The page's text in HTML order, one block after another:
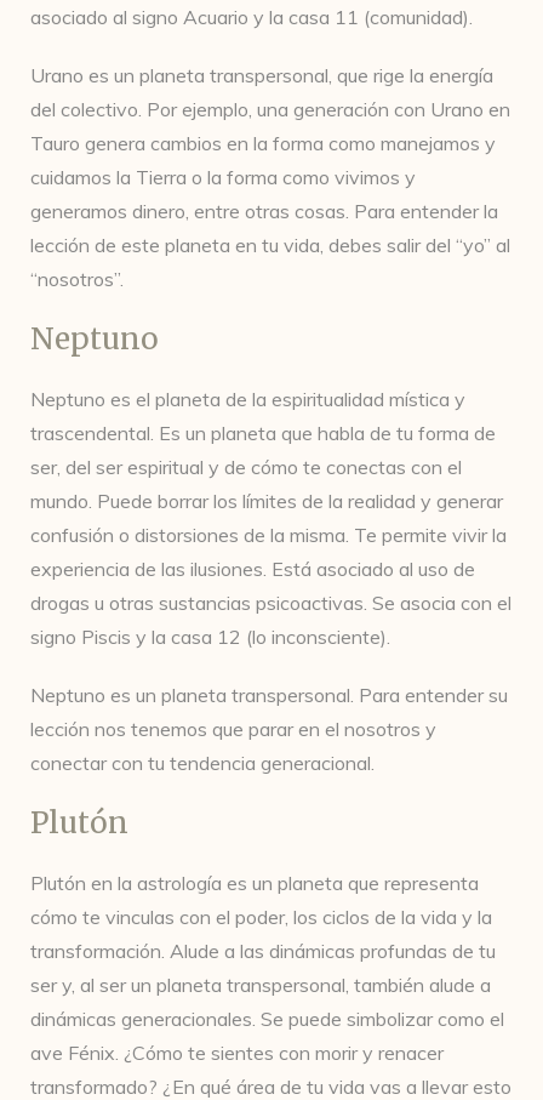
asociado al signo Acuario y la casa 11 (comunidad).
Urano es un planeta transpersonal, que rige la energía
del colectivo. Por ejemplo, una generación con Urano en
Tauro genera cambios en la forma como manejamos y
cuidamos la Tierra o la forma como vivimos y
generamos dinero, entre otras cosas. Para entender la
lección de este planeta en tu vida, debes salir del “yo” al
“nosotros”.
Neptuno
Neptuno es el planeta de la espiritualidad mística y
trascendental. Es un planeta que habla de tu forma de
ser, del ser espiritual y de cómo te conectas con el
mundo. Puede borrar los límites de la realidad y generar
confusión o distorsiones de la misma. Te permite vivir la
experiencia de las ilusiones. Está asociado al uso de
drogas u otras sustancias psicoactivas. Se asocia con el
signo Piscis y la casa 12 (lo inconsciente).
Neptuno es un planeta transpersonal. Para entender su
lección nos tenemos que parar en el nosotros y
conectar con tu tendencia generacional.
Plutón
Plutón en la astrología es un planeta que representa
cómo te vinculas con el poder, los ciclos de la vida y la
transformación. Alude a las dinámicas profundas de tu
ser y, al ser un planeta transpersonal, también alude a
dinámicas generacionales. Se puede simbolizar como el
ave Fénix. ¿Cómo te sientes con morir y renacer
transformado? ¿En qué área de tu vida vas a llevar esto